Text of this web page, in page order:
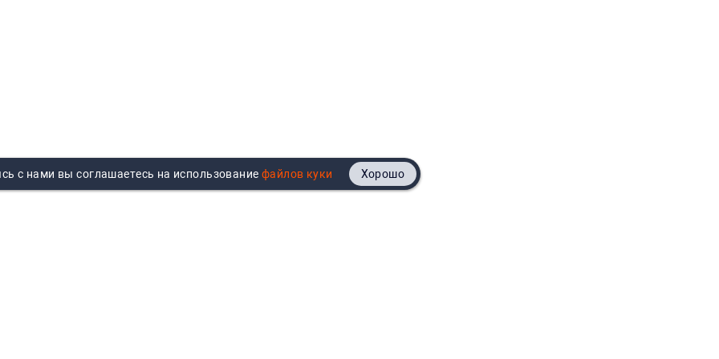
с нами вы соглашаетесь на использование Хорошо